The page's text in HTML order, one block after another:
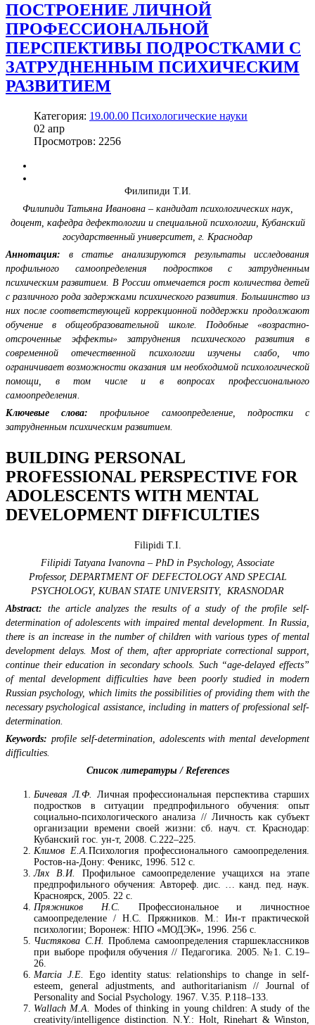
ПОСТРОЕНИЕ ЛИЧНОЙ
ПРОФЕССИОНАЛЬНОЙ
ПЕРСПЕКТИВЫ ПОДРОСТКАМИ С
ЗАТРУДНЕННЫМ ПСИХИЧЕСКИМ
РАЗВИТИЕМ
Категория: 19.00.00 Психологические науки
02 апр
Просмотров: 2256
Филипиди Т.И.
Филипиди Татьяна Ивановна – кандидат психологических наук,
доцент, кафедра дефектологии и специальной психологии, Кубанский
государственный университет, г. Краснодар
Аннотация: в статье анализируются результаты исследования
профильного самоопределения подростков с затрудненным
психическим развитием. В России отмечается рост количества детей
с различного рода задержками психического развития. Большинство из
них после соответствующей коррекционной поддержки продолжают
обучение в общеобразовательной школе. Подобные «возрастно-
отсроченные эффекты» затруднения психического развития в
современной отечественной психологии изучены слабо, что
ограничивает возможности оказания им необходимой психологической
помощи, в том числе и в вопросах профессионального
самоопределения.
Ключевые слова:профильное самоопределение, подростки с
затрудненным психическим развитием.
BUILDING PERSONAL
PROFESSIONAL PERSPECTIVE FOR
ADOLESCENTS WITH MENTAL
DEVELOPMENT DIFFICULTIES
Filipidi T.I.
Filipidi Tatyana Ivanovna – PhD in Psychology, Associate
Professor, DEPARTMENT OF DEFECTOLOGY AND SPECIAL
PSYCHOLOGY, KUBAN STATE UNIVERSITY, KRASNODAR
Abstract: the article analyzes the results of a study of the profile self-
determination of adolescents with impaired mental development. In Russia,
there is an increase in the number of children with various types of mental
development delays. Most of them, after appropriate correctional support,
continue their education in secondary schools. Such “age-delayed effects”
of mental development difficulties have been poorly studied in modern
Russian psychology, which limits the possibilities of providing them with the
necessary psychological assistance, including in matters of professional self-
determination.
Keywords: profile self-determination, adolescents with mental development
difficulties.
Список литературы / References
Бичевая Л.Ф. Личная профессиональная перспектива старших
подростков в ситуации предпрофильного обучения: опыт
социально-психологического анализа // Личность как субъект
организации времени своей жизни: сб. науч. ст. Краснодар:
Кубанский гос. ун-т, 2008. С.222–225.
Климов Е.А.Психология профессионального самоопределения.
Ростов-на-Дону: Феникс, 1996. 512 с.
Лях В.И.
Профильное самоопределение учащихся на этапе
предпрофильного обучения: Автореф. дис. … канд. пед. наук.
Красноярск, 2005. 22 с.
Пряжников Н.С.
Профессиональное и личностное
самоопределение / Н.С. Пряжников. М.: Ин-т практической
психологии; Воронеж: НПО «МОДЭК», 1996. 256 с.
Чистякова С.Н. Проблема самоопределения старшеклассников
при выборе профиля обучения // Педагогика. 2005. №1. С.19–
26.
Marcia J.E. Ego identity status: relationships to change in self-
esteem, general adjustments, and authoritarianism // Journal of
Personality and Social Psychology. 1967. V.35. P.118–133.
Wallach M.A. Modes of thinking in young children: A study of the
creativity/intelligence distinction. N.Y.: Holt, Rinehart & Winston,